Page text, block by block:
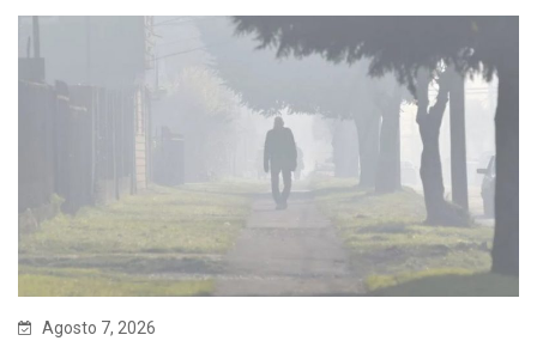
Agosto 7, 2026